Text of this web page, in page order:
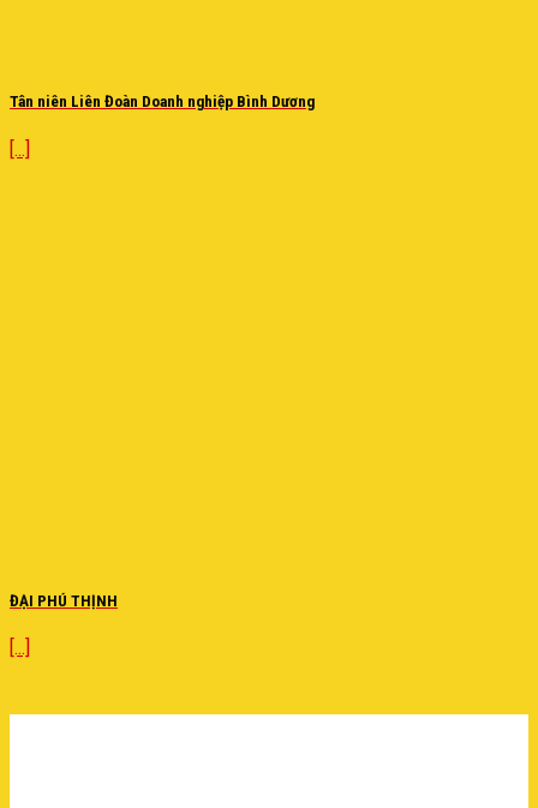
Tân niên Liên Đoàn Doanh nghiệp Bình Dương
[...]
ĐẠI PHÚ THỊNH
[...]